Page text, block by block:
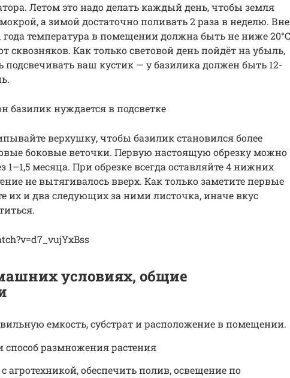
Летом это надо делать каждый день, чтобы земля
а зимой достаточно поливать 2 раза в неделю. Вне
температура в помещении должна быть не ниже
сквозняков. Как только световой день пойдёт на убыль,
подсвечивать ваш кустик — у базилика должен быть 12-
базилик нуждается в подсветке
верхушку, чтобы базилик становился более
боковые веточки. Первую настоящую обрезку можно
1–1,5 месяца. При обрезке всегда оставляйте 4 нижних
не вытягивалось вверх. Как только заметите первые
их и два следующих за ними листочка, иначе вкус
условиях, общие
емкость, субстрат и расположение в помещении.
способ размножения растения
агротехникой, обеспечить полив, освещение по